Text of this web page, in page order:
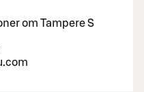
om Tampere S